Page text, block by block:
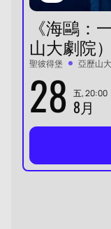
《海鷗：
山大劇院）
聖彼得堡 亞歷山
28 五, 20:00
8月